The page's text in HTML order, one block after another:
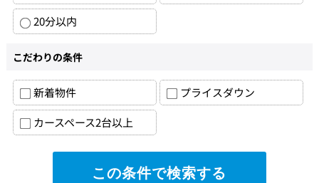
20分以内
こだわりの条件
新着物件
プライスダウン
カースペース2台以上